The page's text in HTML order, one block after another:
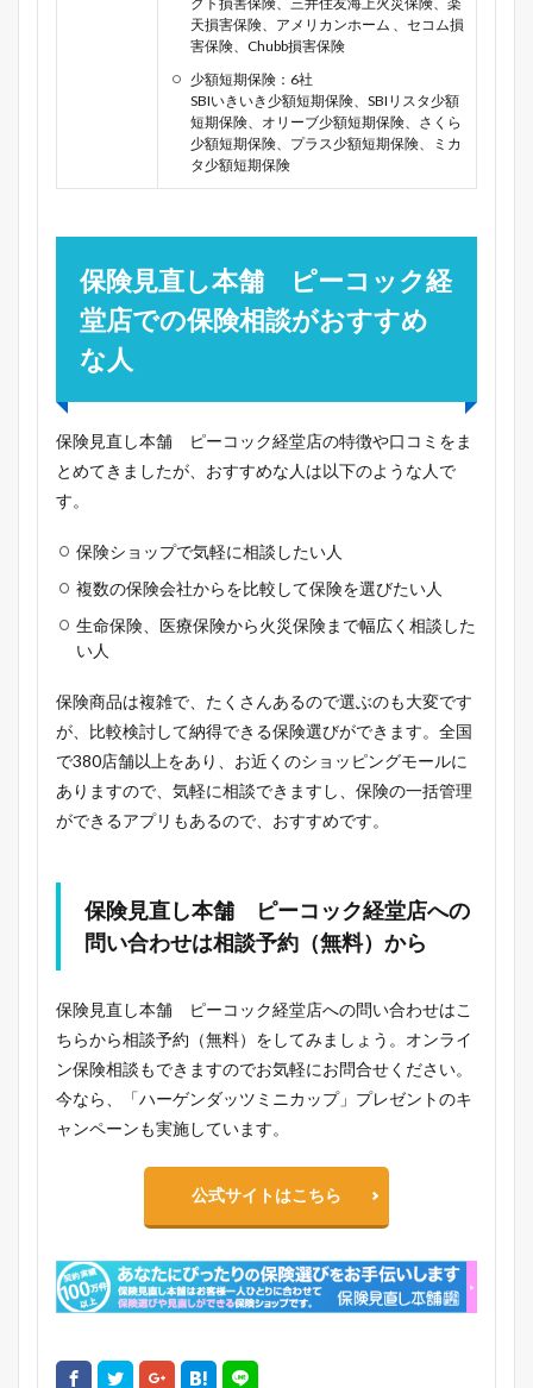
天損害保険、アメリカンホーム 、セコム損
害保険、Chubb損害保険
少額短期保険：6社
SBIいきいき少額短期保険、SBIリスタ少額
短期保険、オリーブ少額短期保険、さくら
少額短期保険、プラス少額短期保険、ミカ
タ少額短期保険
保険見直し本舗 ピーコック経
堂店での保険相談がおすすめ
な人
保険見直し本舗 ピーコック経堂店の特徴や口コミをま
とめてきましたが、おすすめな人は以下のような人で
す。
保険ショップで気軽に相談したい人
複数の保険会社からを比較して保険を選びたい人
生命保険、医療保険から火災保険まで幅広く相談した
い人
保険商品は複雑で、たくさんあるので選ぶのも大変です
が、比較検討して納得できる保険選びができます。全国
で380店舗以上をあり、お近くのショッピングモールに
ありますので、気軽に相談できますし、保険の一括管理
ができるアプリもあるので、おすすめです。
保険見直し本舗 ピーコック経堂店への
問い合わせは相談予約（無料）から
保険見直し本舗 ピーコック経堂店への問い合わせはこ
ちらから相談予約（無料）をしてみましょう。オンライ
ン保険相談もできますのでお気軽にお問合せください。
今なら、「ハーゲンダッツミニカップ」プレゼントのキ
ャンペーンも実施しています。
公式サイトはこちら